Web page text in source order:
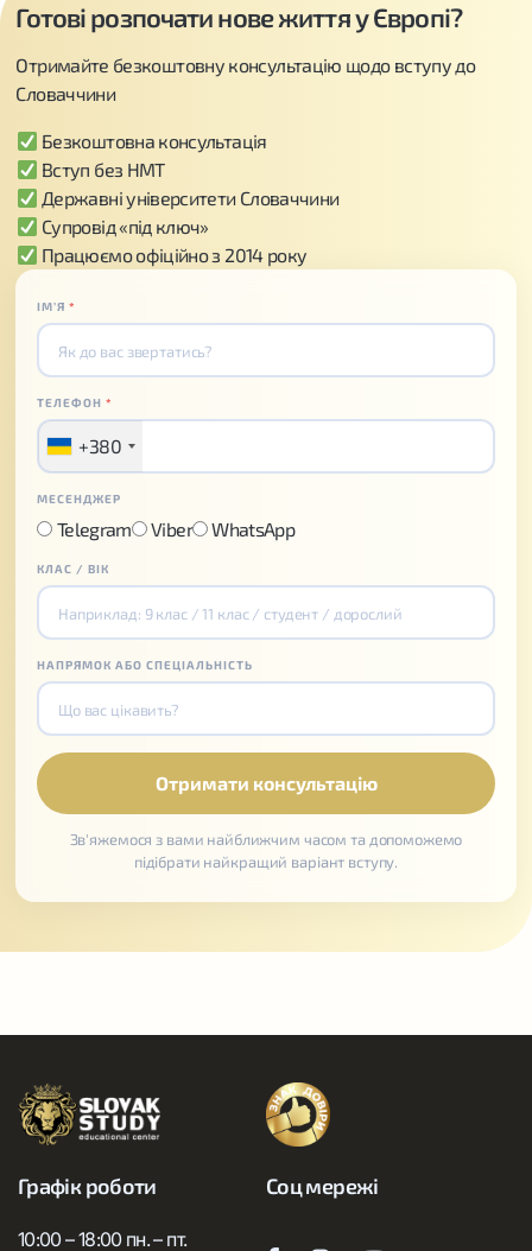
Готові розпочати нове життя у Європі?
Отримайте безкоштовну консультацію щодо вступу до
Словаччини
Безкоштовна консультація
Вступ без НМТ
Державні університети Словаччини
Супровід «під ключ»
Працюємо офіційно з 2014 року
ІМʼЯ*
ТЕЛЕФОН*
+380
МЕСЕНДЖЕР
Telegram Viber WhatsApp
КЛАС / ВІК
НАПРЯМОК АБО СПЕЦІАЛЬНІСТЬ
Зв'яжемося з вами найближчим часом та допоможемо
підібрати найкращий варіант вступу.
Графік роботи
10:00 – 18:00 пн. – пт.
Соц мережі